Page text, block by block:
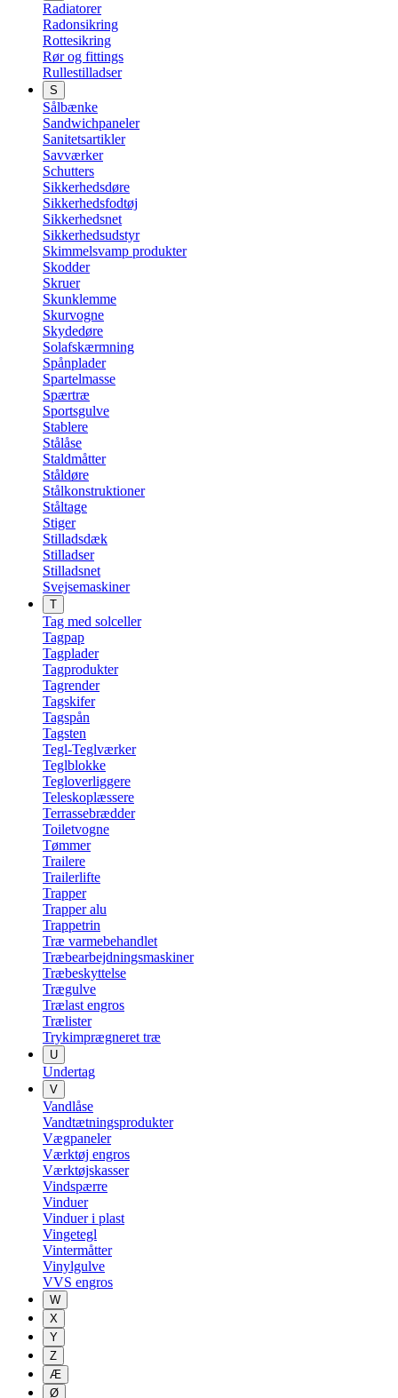
Radiatorer
Radonsikring
Rottesikring
Rør og fittings
Rullestilladser
S
Sålbænke
Sandwichpaneler
Sanitetsartikler
Savværker
Schutters
Sikkerhedsdøre
Sikkerhedsfodtøj
Sikkerhedsnet
Sikkerhedsudstyr
Skimmelsvamp produkter
Skodder
Skruer
Skunklemme
Skurvogne
Skydedøre
Solafskærmning
Spånplader
Spartelmasse
Spærtræ
Sportsgulve
Stablere
Stålåse
Staldmåtter
Ståldøre
Stålkonstruktioner
Ståltage
Stiger
Stilladsdæk
Stilladser
Stilladsnet
Svejsemaskiner
T
Tag med solceller
Tagpap
Tagplader
Tagprodukter
Tagrender
Tagskifer
Tagspån
Tagsten
Tegl-Teglværker
Teglblokke
Tegloverliggere
Teleskoplæssere
Terrassebrædder
Toiletvogne
Tømmer
Trailere
Trailerlifte
Trapper
Trapper alu
Trappetrin
Træ varmebehandlet
Træbearbejdningsmaskiner
Træbeskyttelse
Trægulve
Trælast engros
Trælister
Trykimprægneret træ
U
Undertag
V
Vandlåse
Vandtætningsprodukter
Vægpaneler
Værktøj engros
Værktøjskasser
Vindspærre
Vinduer
Vinduer i plast
Vingetegl
Vintermåtter
Vinylgulve
VVS engros
W
X
Y
Z
Æ
Ø